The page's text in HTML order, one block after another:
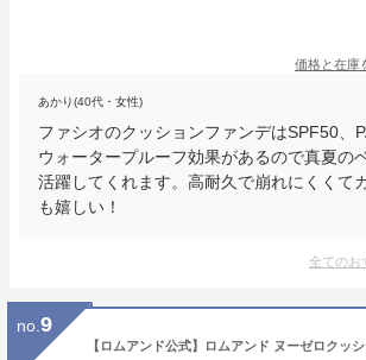
価格と在庫
あかり(40代・女性)
ファシオのクッションファンデはSPF50、
ウォータープルーフ効果があるので真夏の
活躍してくれます。高耐久で崩れにくくて
も嬉しい！
全てのお
no. 9